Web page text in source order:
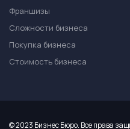
Франшизы
Сложности бизнеса
Покупка бизнеса
Стоимость бизнеса
© 2023 Бизнес Бюро. Все права